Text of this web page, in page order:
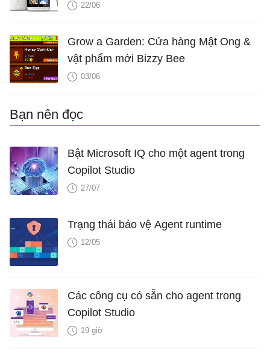
22/06
Grow a Garden: Cửa hàng Mật Ong &
vật phẩm mới Bizzy Bee
03/06
Bạn nên đọc
Bật Microsoft IQ cho một agent trong
Copilot Studio
27/07
Trạng thái bảo vệ Agent runtime
12/05
Các công cụ có sẵn cho agent trong
Copilot Studio
19 giờ